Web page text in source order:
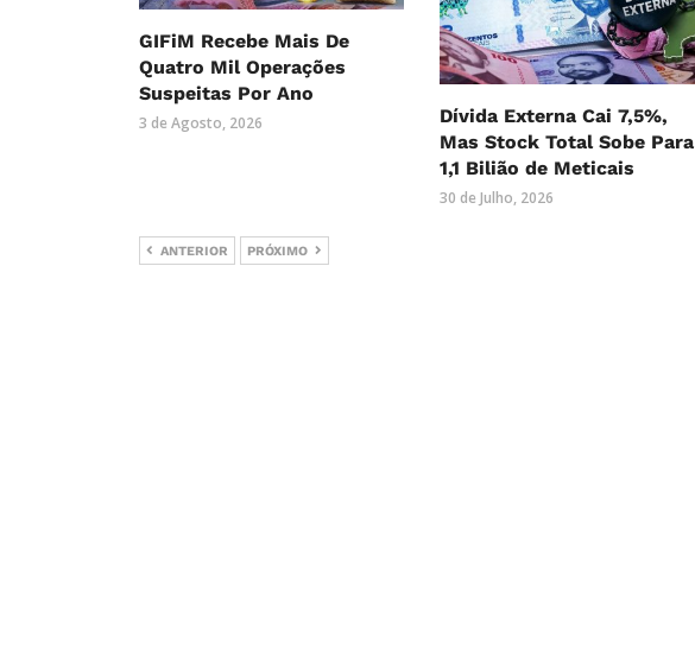
GIFiM Recebe Mais De
Quatro Mil Operações
Suspeitas Por Ano
3 de Agosto, 2026
Dívida Externa Cai 7,5%,
Mas Stock Total Sobe Para
1,1 Bilião de Meticais
30 de Julho, 2026
ANTERIOR PRÓXIMO